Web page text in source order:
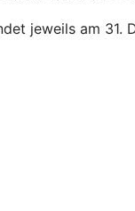
jeweils am 31.